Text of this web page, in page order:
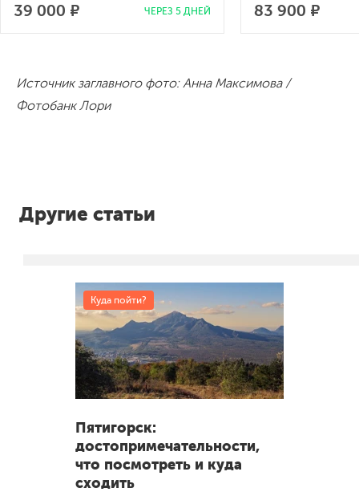
39 000 ₽ ЧЕРЕЗ 5 ДНЕЙ 83 900 ₽
Источник заглавного фото: Анна Максимова /
Фотобанк Лори
Другие статьи
Куда пойти?
Пятигорск:
достопримечательности,
что посмотреть и куда
сходить